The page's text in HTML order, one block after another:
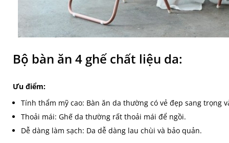
Bộ bàn ăn 4 ghế chất liệu da:
Ưu điểm:
Tính thẩm mỹ cao: Bàn ăn da thường có vẻ đẹp sang trọng
Thoải mái: Ghế da thường rất thoải mái để ngồi.
Dễ dàng làm sạch: Da dễ dàng lau chùi và bảo quản.